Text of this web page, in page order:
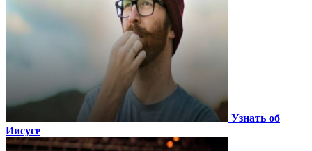
Узнать об
Иисусе